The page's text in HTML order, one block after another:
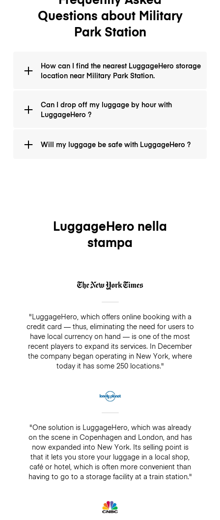
Questions about Military
Park Station
How can I find the nearest LuggageHero storage
location near Military Park Station.
To find the location closest to you, you can go to the
LuggageHero website and click on book now by
entering all your information. Or you can download
Can I drop off my luggage by hour with
LuggageHero ?
Yes LuggageHero is an hourly service, It’s $1 an hour
and never more than $6 a day.
Will my luggage be safe with LuggageHero ?
LuggageHero nella
stampa
"LuggageHero, which offers online booking with a
credit card — thus, eliminating the need for users to
have local currency on hand — is one of the most
recent players to expand its services. In December
the company began operating in New York, where
today it has some 250 locations."
"One solution is LuggageHero, which was already
on the scene in Copenhagen and London, and has
now expanded into New York. Its selling point is
that it lets you store your luggage in a local shop,
café or hotel, which is often more convenient than
having to go to a storage facility at a train station."